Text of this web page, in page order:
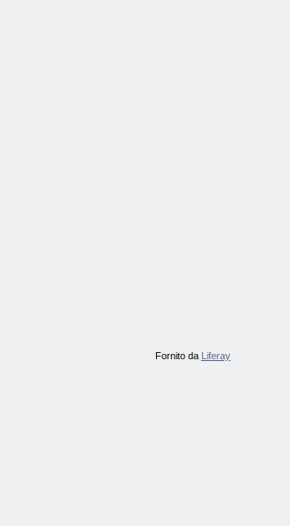
Fornito da Liferay